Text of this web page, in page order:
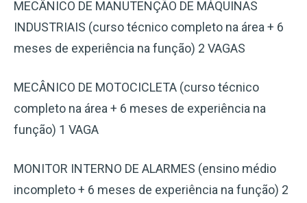
MECÂNICO DE MANUTENÇÃO DE MÁQUINAS
INDUSTRIAIS (curso técnico completo na área + 6
meses de experiência na função) 2 VAGAS
MECÂNICO DE MOTOCICLETA (curso técnico
completo na área + 6 meses de experiência na
função) 1 VAGA
MONITOR INTERNO DE ALARMES (ensino médio
incompleto + 6 meses de experiência na função) 2